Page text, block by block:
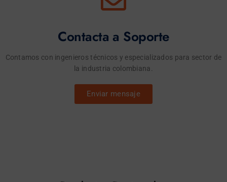
Contacta a Soporte
Contamos con ingenieros técnicos y especializados para sector de
la industria colombiana.
Enviar mensaje